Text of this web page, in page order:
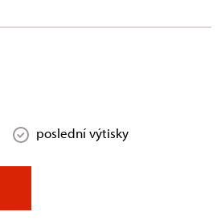
poslední výtisky